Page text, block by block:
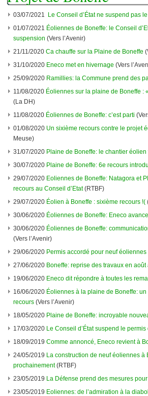
03/07/2021 Le Conseil d’État ne suspend pas
01/07/2021 Éoliennes de Boneffe: le Conseil
suspension (Vers l’Avenir)
21/11/2020 Ca chauffe sur la Plaine de Boneffe
31/10/2020 Eneco met en hivernage (Vers
25/09/2020 Ramillies: la Commune prend des
11/08/2020 Éoliennes sur la plaine de Boneffe :
(La DH)
11/08/2020 Éoliennes de Boneffe: c’est parti
01/08/2020 Un sixième recours contre le projet
Meuse)
31/07/2020 Plaine de Boneffe: le chantier
30/07/2020 Plaine de Boneffe: 6e recours
29/07/2020 Eoliennes de Boneffe: Natagora et
recours au Conseil d’Etat(RTBF)
29/07/2020 Éolien à Boneffe : sixième recours !(
30/06/2020 Éoliennes de Boneffe: Eneco avance
30/06/2020 Éoliennes de Boneffe:
(Vers l’Avenir)
29/06/2020 Permis accordé pour neuf
27/06/2020 Boneffe: reprise des travaux en
19/06/2020 Eneco dit répondre à toutes les
16/06/2020 Éoliennes à la plaine de Boneffe:
recours (Vers l’Avenir)
18/05/2020 Plaine de Boneffe: incroyable
17/03/2020 Le Conseil d’État suspend le permis
18/09/2019 Comme annoncé, Eneco revient à
24/05/2019 La construction de neuf éoliennes à
prochainement(RTBF)
23/05/2019 La Défense prend des mesures
23/05/2019 Eoliennes: de l’admiration à la